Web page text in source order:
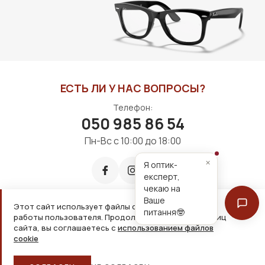
Этот сайт использует файлы cookie для удобной
работы пользователя. Продолжая просмотр страниц
сайта, вы соглашаетесь с использованием файлов
cookie
ЕСТЬ ЛИ У НАС ВОПРОСЫ?
Телефон:
050 985 86 54
Пн-Вс с 10:00 до 18:00
Принимаем к оплате:
Я оптик-
експерт,
чекаю на
Ваше
питання🤓
×